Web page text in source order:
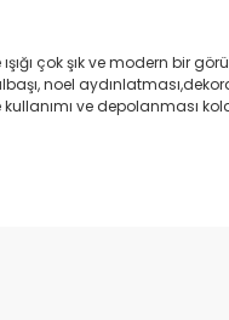
çok şık ve modern bir
noel
ve depolanması